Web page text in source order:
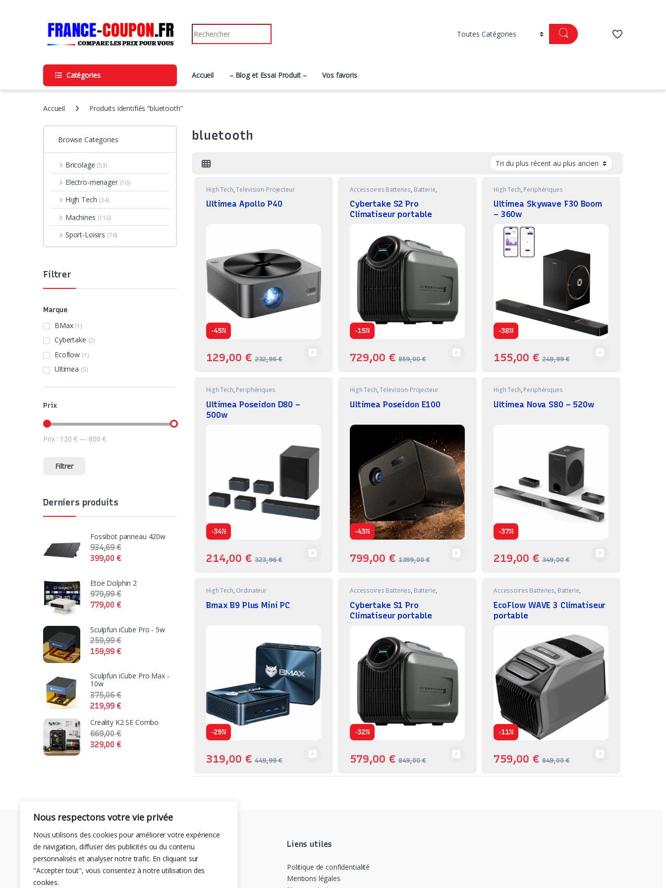
Nous respectons votre vie privée
Nous utilisons des cookies pour améliorer votre expérience
de navigation, diffuser des publicités ou du contenu
personnalisés et analyser notre trafic. En cliquant sur
"Accepter tout", vous consentez à notre utilisation des
cookies.
Search for:
Catégories Accueil – Blog et Essai Produit – Vos favoris
Accueil Produits identifiés “bluetooth”
bluetooth
High Tech,Television-Projecteur
Ultimea Apollo P40
-45%
129,00€ 232,96€
Accessoires Batteries, Batterie,
Cybertake S2 Pro
Climatiseur portable
-15%
729,00 € 859,00€
High Tech, Periphériques
Ultimea Skywave F30 Boom
– 360w
-38%
155,00 € 249,99€
High Tech, Periphériques
Ultimea Poseidon D80 –
500w
-34%
214,00€ 323,96€
High Tech,Television-Projecteur
Ultimea Poseidon E100
-43%
799,00 € 1399,00€
High Tech, Periphériques
Ultimea Nova S80 – 520w
-37%
219,00 € 349,00€
High Tech, Ordinateur
Bmax B9 Plus Mini PC
-29%
319,00€ 449,99€
Accessoires Batteries, Batterie,
Bricolage
Cybertake S1 Pro
Climatiseur portable
-32%
579,00 € 849,00€
Accessoires Batteries, Batterie,
Bricolage
EcoFlow WAVE 3 Climatiseur
portable
-11%
759,00 € 849,00€
Browse Categories
Bricolage (53)
Electro-menager (16)
High Tech (34)
Machines (110)
Sport-Loisirs (76)
Filtrer
Marque
BMax (1)
Cybertake (2)
Ecoflow (1)
Ultimea (5)
Prix
Prix min
Prix max
Filtrer
Prix : 120 € — 800 €
Derniers produits
Fossibot panneau 420w
399,00€
934,69€
Etoe Dolphin 2
779,00€
979,99€
Sculpfun iCube Pro - 5w
159,99€
259,99€
Sculpfun iCube Pro Max -
10w
219,99€
375,06€
Creality K2 SE Combo
329,00€
669,00€
Liens utiles
Politique de confidentialité
Mentions légales